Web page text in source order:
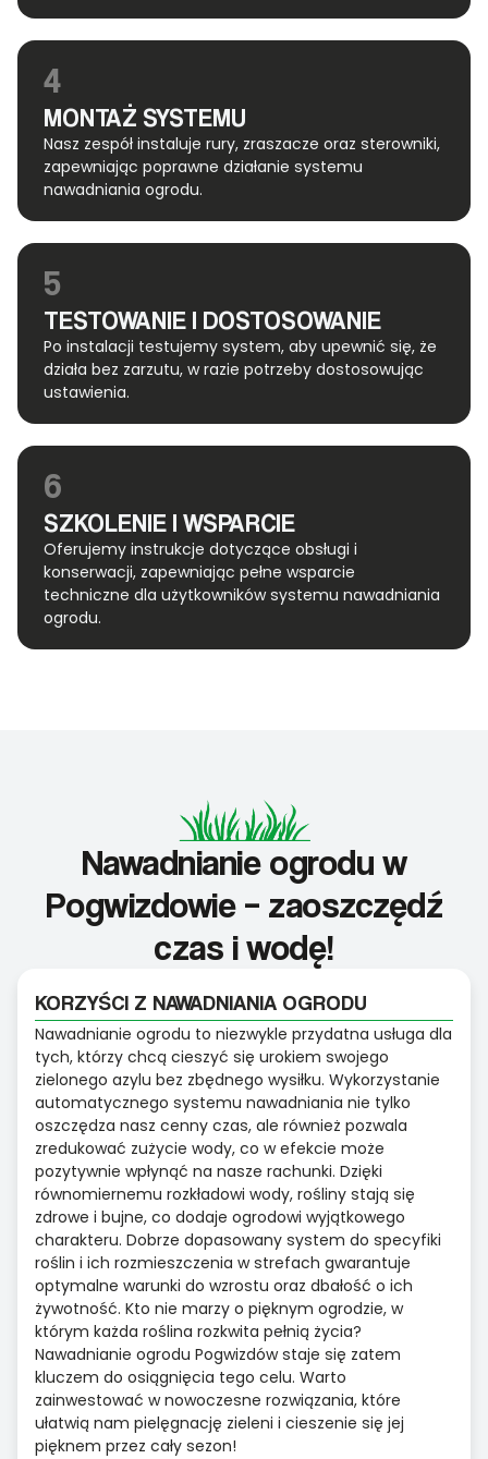
4
MONTAŻ SYSTEMU
Nasz zespół instaluje rury, zraszacze oraz sterowniki,
zapewniając poprawne działanie systemu
nawadniania ogrodu.
5
TESTOWANIE I DOSTOSOWANIE
Po instalacji testujemy system, aby upewnić się, że
działa bez zarzutu, w razie potrzeby dostosowując
ustawienia.
6
SZKOLENIE I WSPARCIE
Oferujemy instrukcje dotyczące obsługi i
konserwacji, zapewniając pełne wsparcie
techniczne dla użytkowników systemu nawadniania
ogrodu.
Nawadnianie ogrodu w
Pogwizdowie – zaoszczędź
czas i wodę!
KORZYŚCI Z NAWADNIANIA OGRODU
Nawadnianie ogrodu to niezwykle przydatna usługa dla
tych, którzy chcą cieszyć się urokiem swojego
zielonego azylu bez zbędnego wysiłku. Wykorzystanie
automatycznego systemu nawadniania nie tylko
oszczędza nasz cenny czas, ale również pozwala
zredukować zużycie wody, co w efekcie może
pozytywnie wpłynąć na nasze rachunki. Dzięki
równomiernemu rozkładowi wody, rośliny stają się
zdrowe i bujne, co dodaje ogrodowi wyjątkowego
charakteru. Dobrze dopasowany system do specyfiki
roślin i ich rozmieszczenia w strefach gwarantuje
optymalne warunki do wzrostu oraz dbałość o ich
żywotność. Kto nie marzy o pięknym ogrodzie, w
którym każda roślina rozkwita pełnią życia?
Nawadnianie ogrodu Pogwizdów staje się zatem
kluczem do osiągnięcia tego celu. Warto
zainwestować w nowoczesne rozwiązania, które
ułatwią nam pielęgnację zieleni i cieszenie się jej
pięknem przez cały sezon!